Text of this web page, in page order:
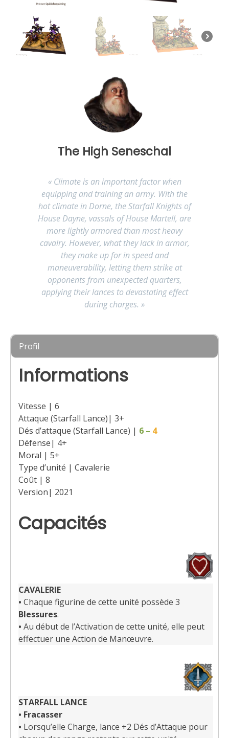
The High Seneschal
« Climate is an important factor when
equipping and training an army. With the
hot climate in Dorne, the Starfall Knights of
House Dayne, vassals of House Martell, are
more lightly armored than most heavy
cavalry. However, what they lack in armor,
they make up for in speed and
maneuverability, letting them strike at
opponents from unexpected quarters,
applying their lances to devastating effect
during charges. »
Profil
Informations
Vitesse | 6
Attaque (Starfall Lance)| 3+
Dés d’attaque (Starfall Lance) | 6 – 4
Défense| 4+
Moral | 5+
Type d’unité | Cavalerie
Coût | 8
Version| 2021
Capacités
CAVALERIE
• Chaque figurine de cette unité possède 3
Blessures.
• Au début de l’Activation de cette unité, elle peut
effectuer une Action de Manœuvre.
STARFALL LANCE
• Fracasser
• Lorsqu’elle Charge, lance +2 Dés d’Attaque pour